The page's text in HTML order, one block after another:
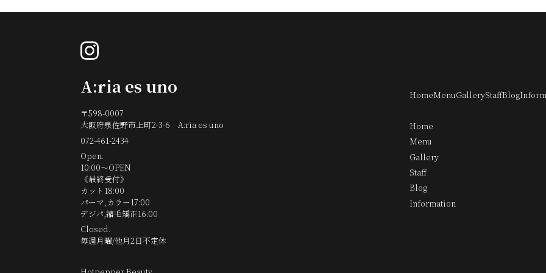
instagram
A:ria es uno
〒598-0007
大阪府泉佐野市上町2-3-6 A:ria es uno
072-461-2434
Open.
10:00～OPEN
《最終受付》
カット18:00
パーマ,カラー17:00
デジパ,縮毛矯正16:00
Closed.
毎週月曜/他月2日不定休
HomeMenuGalleryStaffBlog
Home
Menu
Gallery
Staff
Blog
Information